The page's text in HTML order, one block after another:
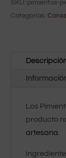
SKU: pimientos-
Categorías:
Los
producto
artesana